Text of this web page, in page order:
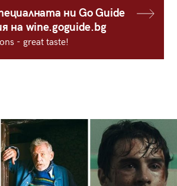
ни Go Guide
на wine.goguide.bg
- great taste!